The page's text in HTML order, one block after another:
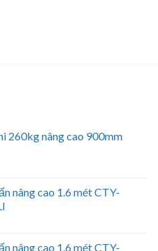
260kg nâng cao 900mm
nâng cao 1.6 mét CTY-
nâng cao 1.6 mét CTY-